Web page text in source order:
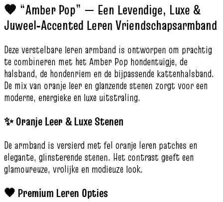
🧡 “Amber Pop” — Een Levendige, Luxe &
Juweel‑Accented Leren Vriendschapsarmband
Deze verstelbare leren armband is ontworpen om prachtig
te combineren met het Amber Pop hondentuigje, de
halsband, de hondenriem en de bijpassende kattenhalsband.
De mix van oranje leer en glanzende stenen zorgt voor een
moderne, energieke en luxe uitstraling.
✨ Oranje Leer & Luxe Stenen
De armband is versierd met fel oranje leren patches en
elegante, glinsterende stenen. Het contrast geeft een
glamoureuze, vrolijke en modieuze look.
🖤 Premium Leren Opties